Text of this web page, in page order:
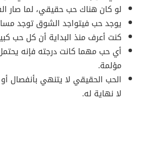
لو كان هناك حب حقيقي، لما صار
يوجد حب فيتواجد الشوق توجد
كنت أعرف منذ البداية أن كل حب
أي حب مهما كانت درجته فإنه
مؤلمة.
الحب الحقيقي لا يتنهي بأنفصال
لا نهاية له.